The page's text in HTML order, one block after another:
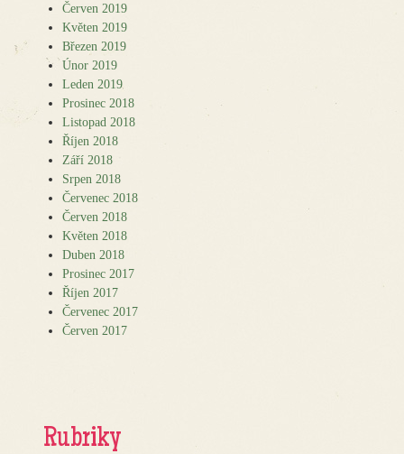
Červen 2019
Květen 2019
Březen 2019
Únor 2019
Leden 2019
Prosinec 2018
Listopad 2018
Říjen 2018
Září 2018
Srpen 2018
Červenec 2018
Červen 2018
Květen 2018
Duben 2018
Prosinec 2017
Říjen 2017
Červenec 2017
Červen 2017
Rubriky